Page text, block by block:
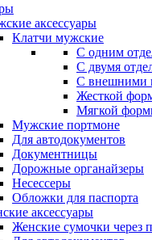
аксессуары
Клатчи мужские
С одним
С двумя
С внешними
Жесткой
Мягкой
Мужские портмоне
Для автодокументов
Документницы
Дорожные органайзеры
Несессеры
Обложки для паспорта
аксессуары
Женские сумочки через